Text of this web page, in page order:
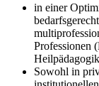
in einer
Professionen
Sowohl in